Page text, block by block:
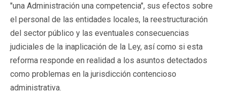
"una Administración una competencia", sus efectos sobre
el personal de las entidades locales, la reestructuración
del sector público y las eventuales consecuencias
judiciales de la inaplicación de la Ley, así como si esta
reforma responde en realidad a los asuntos detectados
como problemas en la jurisdicción contencioso
administrativa.